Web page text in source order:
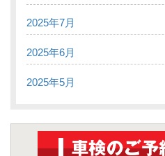
2025年7月
2025年6月
2025年5月